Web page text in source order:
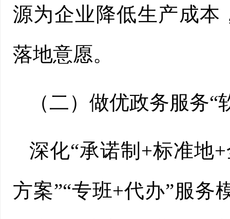
源为企业降低生产成本
落地意愿。
（二）做优政务服务“
深化“承诺制+标准地
方案”“专班+代办”服务